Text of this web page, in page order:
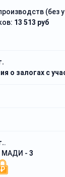
(без
13 513 руб
о залогах с
.
МАДИ - 3
₽